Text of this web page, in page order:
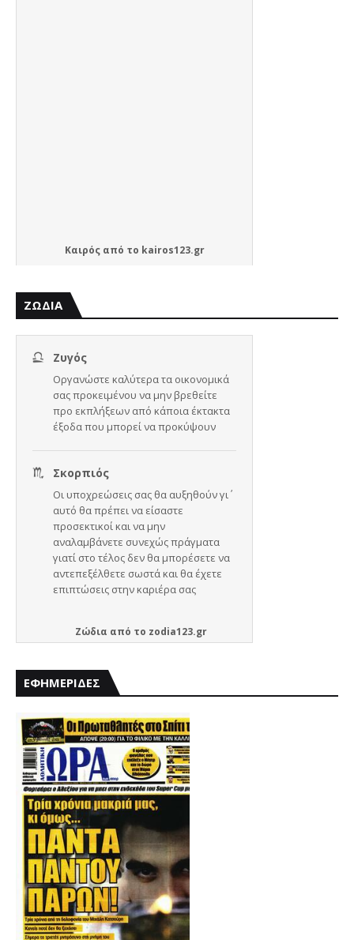
Καιρόςαπό το kairos123.gr
ΖΩΔΙΑ
Ζώδια από το zodia123.gr
ΕΦΗΜΕΡΙΔΕΣ